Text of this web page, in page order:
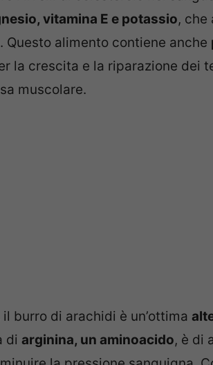
vitamina E e potassio, che
alimento contiene anche
la crescita e la riparazione dei
muscolare.
burro di arachidi è un’ottima
di arginina, un aminoacido, è di